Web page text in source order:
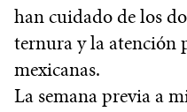
han cuidado de los
ternura y la atención
mexicanas.
La semana previa a